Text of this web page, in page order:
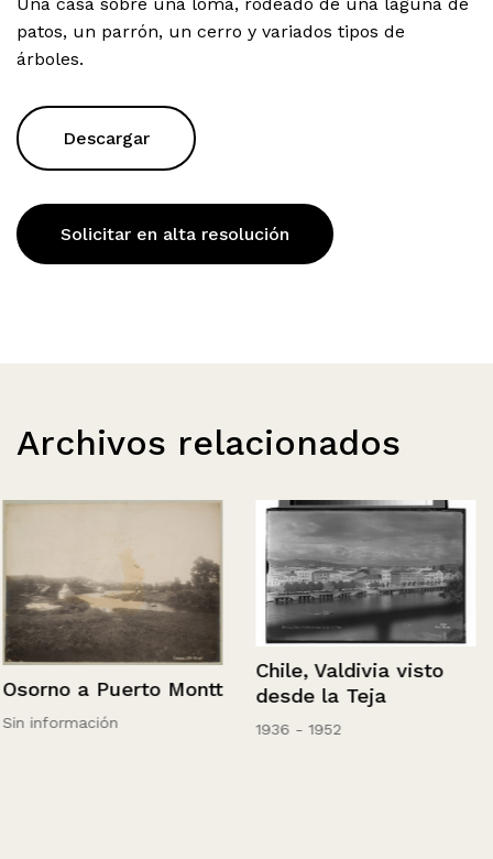
patos, un parrón, un cerro y variados tipos de
árboles.
Descargar
Solicitar en alta resolución
Archivos relacionados
Osorno a Puerto Montt
Sin información
Chile, Valdivia visto
desde la Teja
1936 - 1952